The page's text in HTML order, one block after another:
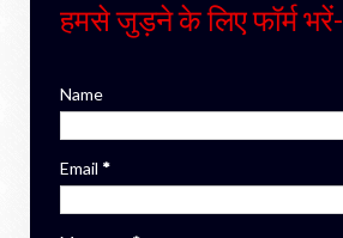
हमसे जुड़ने के लिए फॉर्म भरें-
Name
Email *